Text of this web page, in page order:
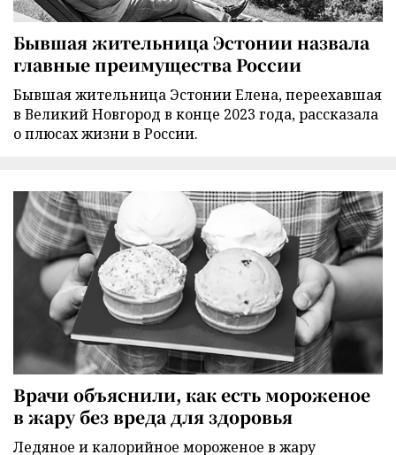
Бывшая жительница Эстонии назвала
главные преимущества России
Бывшая жительница Эстонии Елена, переехавшая
в Великий Новгород в конце 2023 года, рассказала
о плюсах жизни в России.
Врачи объяснили, как есть мороженое
в жару без вреда для здоровья
Ледяное и калорийное мороженое в жару